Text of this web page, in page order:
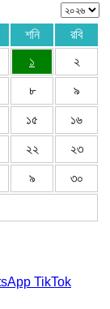
শনি
রবি
১
২
৮ ৯
১৫ ১৬
২২ ২৩
৯ ৩০
TikTok